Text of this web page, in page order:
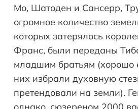
Мо, Шатоден и Сансерр,
огромное количество
которых затерялось
Франс, были переданы
младшим братьям (хорошо
них избрали духовную
претендовали на земли).
однако, сюзереном 2000